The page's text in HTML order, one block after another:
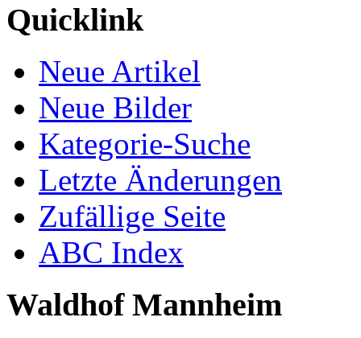
Quicklink
Neue Artikel
Neue Bilder
Kategorie-Suche
Letzte Änderungen
Zufällige Seite
ABC Index
Waldhof Mannheim